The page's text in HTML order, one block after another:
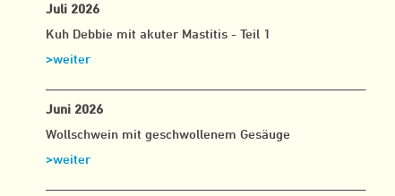
Juli 2026
Kuh Debbie mit akuter Mastitis - Teil 1
>weiter
Juni 2026
Wollschwein mit geschwollenem Gesäuge
>weiter